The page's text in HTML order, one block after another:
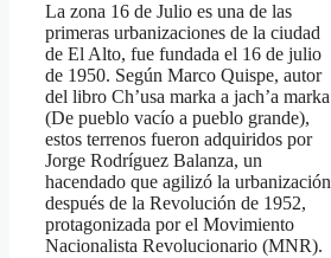
La zona 16 de Julio es una de las
primeras urbanizaciones de la ciudad
de El Alto, fue fundada el 16 de julio
de 1950. Según Marco Quispe, autor
del libro Ch’usa marka a jach’a marka
(De pueblo vacío a pueblo grande),
estos terrenos fueron adquiridos por
Jorge Rodríguez Balanza, un
hacendado que agilizó la urbanización
después de la Revolución de 1952,
protagonizada por el Movimiento
Nacionalista Revolucionario (MNR).